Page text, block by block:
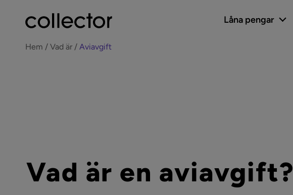
Låna pengar
Hem Vad är Aviavgift
Vad är en aviavgift?